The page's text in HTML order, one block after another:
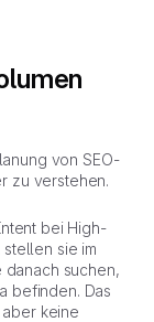
von SEO-
zu verstehen.
bei High-
sie im
suchen,
befinden. Das
keine